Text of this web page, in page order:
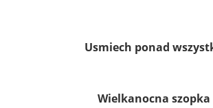
Usmiech ponad
Wielkanocna szopka